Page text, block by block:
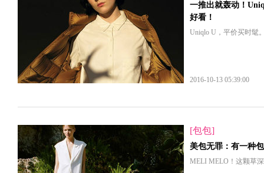
一推出就轰动！
好看！
Uniqlo U，平价买时髦
2016-10-13 05:39:00
[包包]
美包无罪：有一种
MELI MELO！这颗草